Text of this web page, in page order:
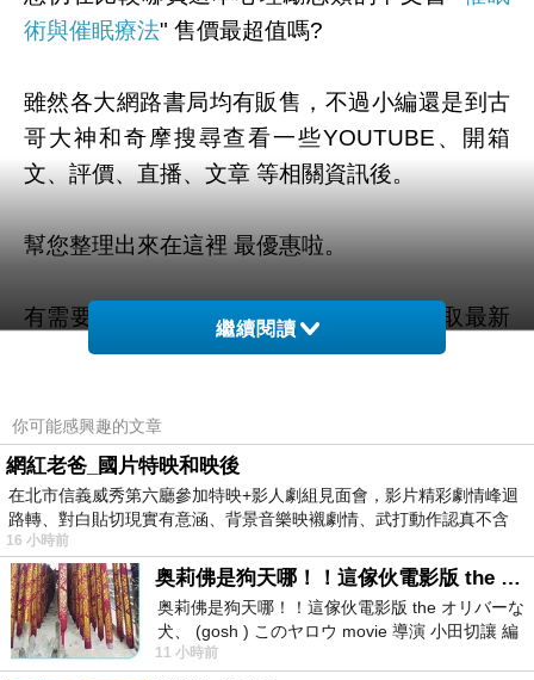
術與催眠療法" 售價最超值嗎?
雖然各大網路書局均有販售，不過小編還是到古
哥大神和奇摩搜尋查看一些YOUTUBE、開箱
文、評價、直播、文章 等相關資訊後。
幫您整理出來在這裡 最優惠啦。
有需要的粉粉可以點擊連結或按鈕就能獲取最新
的優惠折扣訊息啦~
=>點此取得優惠<=
繼續閱讀
你可能感興趣的文章
網紅老爸_國片特映和映後
在北市信義威秀第六廳參加特映+影人劇組見面會，影片精彩劇情峰迴
路轉、對白貼切現實有意涵、背景音樂映襯劇情、武打動作認真不含
糊、
16 小時前
奥莉佛是狗天哪！！這傢伙電影版 the オリバーな犬、 (gosh ) このヤロウ movie
奥莉佛是狗天哪！！這傢伙電影版 the オリバーな
犬、 (gosh ) このヤロウ movie 導演 小田切讓 編
劇: 小田切讓 主演: 小田切讓
11 小時前